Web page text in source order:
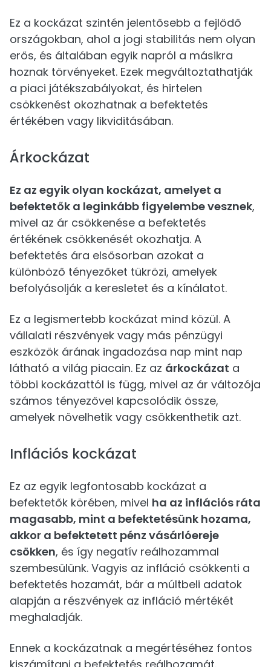
Ez a kockázat szintén jelentősebb a fejlődő
országokban, ahol a jogi stabilitás nem olyan
erős, és általában egyik napról a másikra
hoznak törvényeket. Ezek megváltoztathatják
a piaci játékszabályokat, és hirtelen
csökkenést okozhatnak a befektetés
értékében vagy likviditásában.
Árkockázat
Ez az egyik olyan kockázat, amelyet a
befektetők a leginkább figyelembe vesznek,
mivel az ár csökkenése a befektetés
értékének csökkenését okozhatja. A
befektetés ára elsősorban azokat a
különböző tényezőket tükrözi, amelyek
befolyásolják a keresletet és a kínálatot.
Ez a legismertebb kockázat mind közül. A
vállalati részvények vagy más pénzügyi
eszközök árának ingadozása nap mint nap
látható a világ piacain. Ez az árkockázat a
többi kockázattól is függ, mivel az ár változója
számos tényezővel kapcsolódik össze,
amelyek növelhetik vagy csökkenthetik azt.
Inflációs kockázat
Ez az egyik legfontosabb kockázat a
befektetők körében, mivel ha az inflációs ráta
magasabb, mint a befektetésünk hozama,
akkor a befektetett pénz vásárlóereje
csökken, és így negatív reálhozammal
szembesülünk. Vagyis az infláció csökkenti a
befektetés hozamát, bár a múltbeli adatok
alapján a részvények az infláció mértékét
meghaladják.
Ennek a kockázatnak a megértéséhez fontos